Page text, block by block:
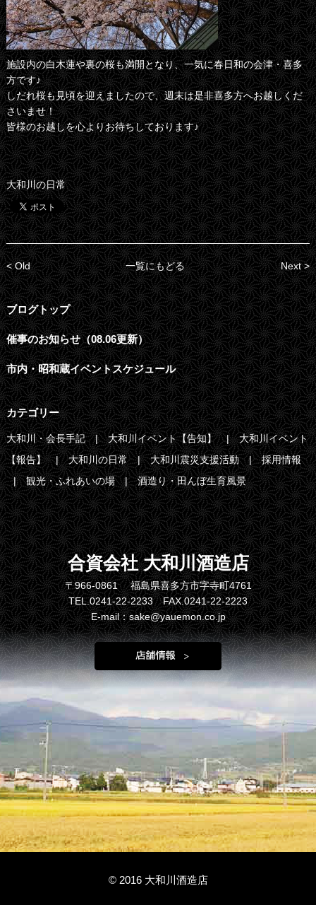
施設内の白木蓮や裏の桜も満開となり、一気に春日和の会津・喜多
方です♪
しだれ桜も見頃を迎えましたので、週末は是非喜多方へお越しくだ
さいませ！
皆様のお越しを心よりお待ちしております♪
大和川の日常
< Old 一覧にもどる Next >
ブログトップ
催事のお知らせ（08.06更新）
市内・昭和蔵イベントスケジュール
カテゴリー
大和川・会長手記 大和川イベント【告知】
大和川イベント
【報告】
大和川の日常 大和川震災支援活動
採用情報
観光・ふれあいの場
酒造り・田んぼ生育風景
合資会社 大和川酒造店
〒966-0861 福島県喜多方市字寺町4761
TEL.0241-22-2233 FAX.0241-22-2223
E-mail：sake@yauemon.co.jp
© 2016 大和川酒造店